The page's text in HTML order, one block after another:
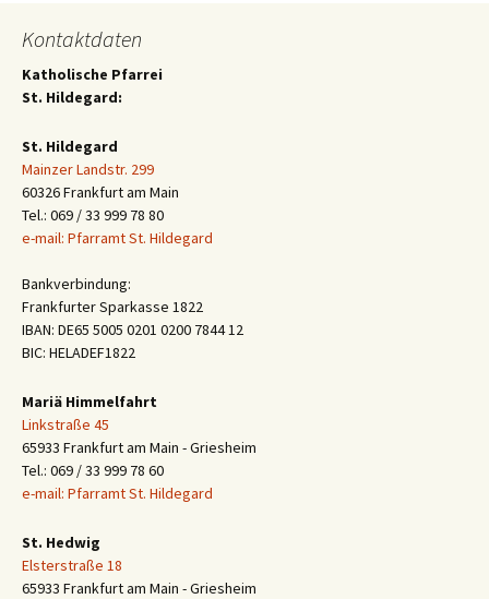
Kontaktdaten
Katholische Pfarrei
St. Hildegard:
St. Hildegard
Mainzer Landstr. 299
60326 Frankfurt am Main
Tel.: 069 / 33 999 78 80
e-mail: Pfarramt St. Hildegard
Bankverbindung:
Frankfurter Sparkasse 1822
IBAN: DE65 5005 0201 0200 7844 12
BIC: HELADEF1822
Mariä Himmelfahrt
Linkstraße 45
65933 Frankfurt am Main - Griesheim
Tel.: 069 / 33 999 78 60
e-mail: Pfarramt St. Hildegard
St. Hedwig
Elsterstraße 18
65933 Frankfurt am Main - Griesheim